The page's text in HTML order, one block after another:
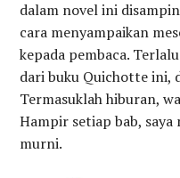
dalam novel ini
cara menyampaikan
kepada pembaca.
dari buku Quichotte ini,
Termasuklah hiburan,
Hampir setiap bab,
murni.